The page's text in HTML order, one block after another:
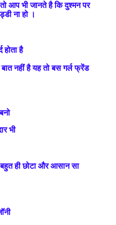
आप भी जानते है कि दुश्मन पर
ना हो ।
होता है
नहीं है यह तो बस गर्ल फ्रेंड
भी
ही छोटा और आसान सा